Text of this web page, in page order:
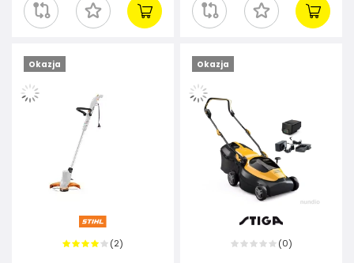
Okazja
(2)
Okazja
(0)